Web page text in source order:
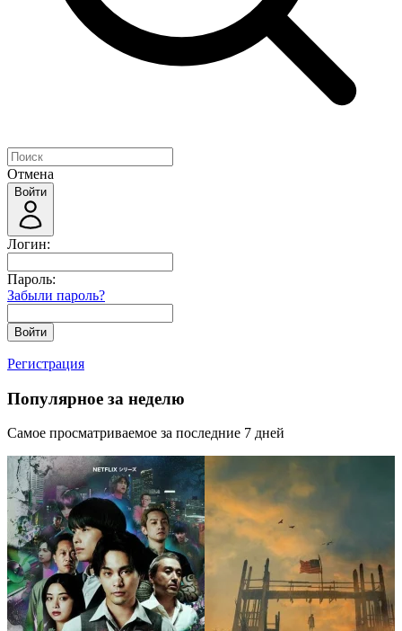
Отмена
Войти
Логин:
Пароль:
Забыли пароль?
Войти
Регистрация
Популярное за неделю
Самое просматриваемое за последние 7 дней